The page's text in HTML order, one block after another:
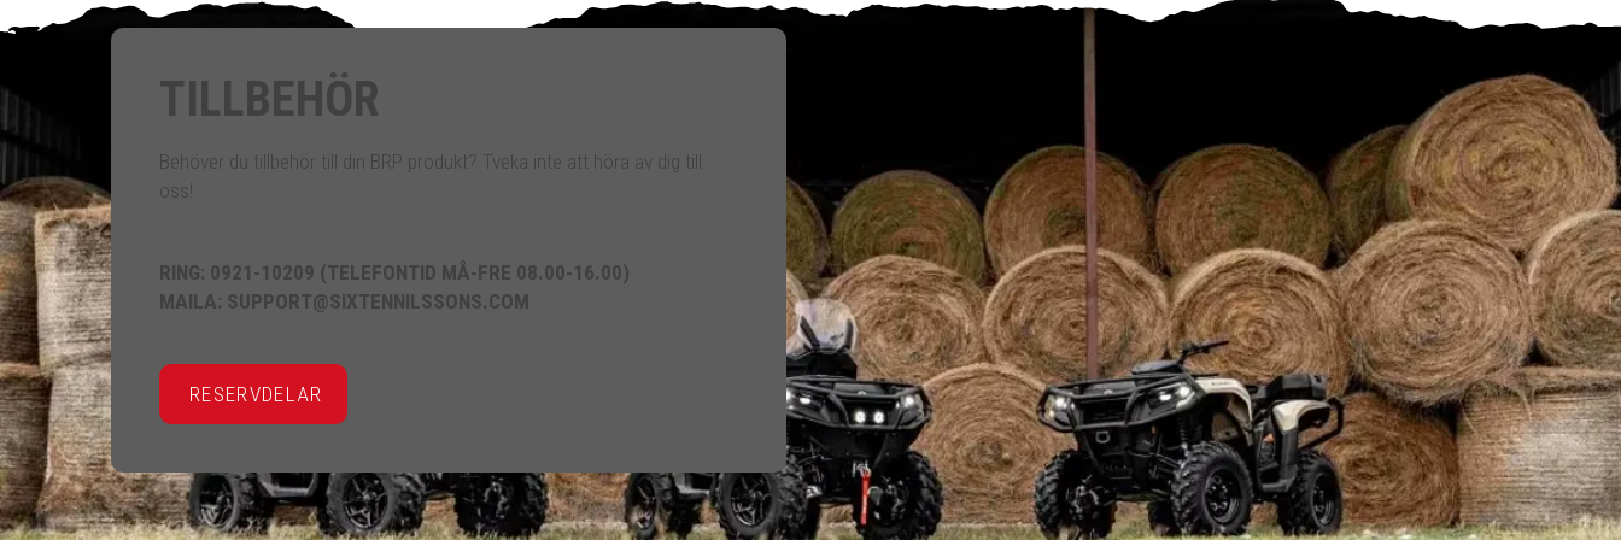
TILLBEHÖR
Behöver du tillbehör till din BRP produkt? Tveka inte att höra av dig till
oss!
RING: 0921-10209 (TELEFONTID MÅ-FRE 08.00-16.00)
MAILA: SUPPORT@SIXTENNILSSONS.COM
RESERVDELAR